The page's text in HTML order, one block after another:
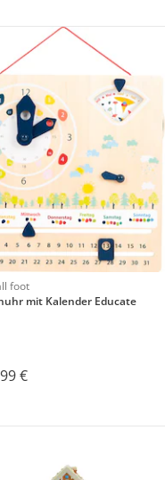
foot
mit Kalender Educate
€